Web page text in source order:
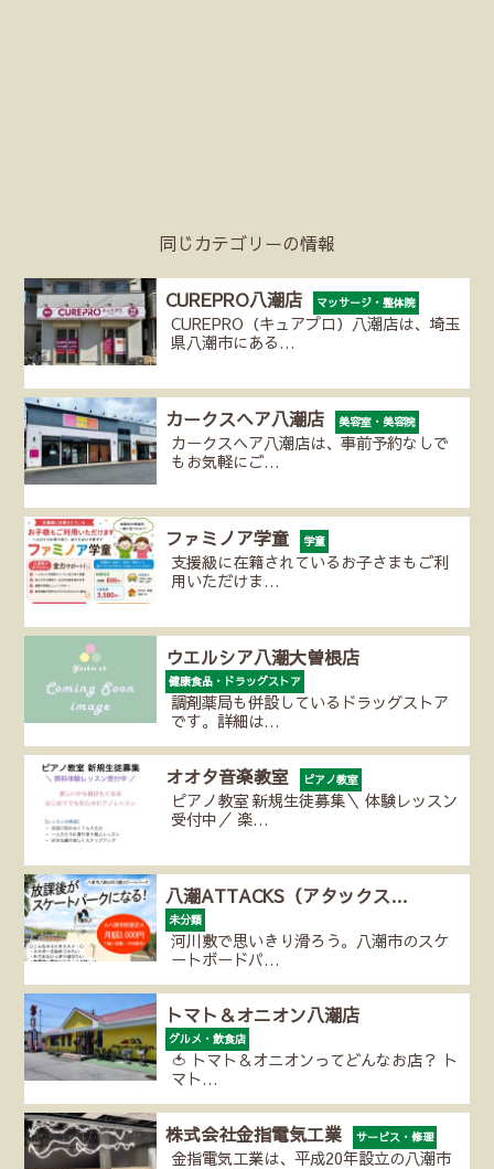
同じカテゴリーの情報
CUREPRO八潮店 マッサージ・整体院
CUREPRO（キュアプロ）八潮店は、埼玉
県八潮市にある…
カークスヘア八潮店 美容室・美容院
カークスヘア八潮店は、事前予約なしで
もお気軽にご…
ファミノア学童 学童
支援級に在籍されているお子さまもご利
用いただけま…
ウエルシア八潮大曽根店
健康食品・ドラッグストア
調剤薬局も併設しているドラッグストア
です。詳細は…
オオタ音楽教室 ピアノ教室
ピアノ教室 新規生徒募集＼ 体験レッスン
受付中／ 楽…
八潮ATTACKS（アタックス…
未分類
河川敷で思いきり滑ろう。八潮市のスケ
ートボードパ…
トマト＆オニオン八潮店
グルメ・飲食店
🍅 トマト＆オニオンってどんなお店？ ト
マト…
株式会社金指電気工業 サービス・修理
金指電気工業は、平成20年設立の八潮市